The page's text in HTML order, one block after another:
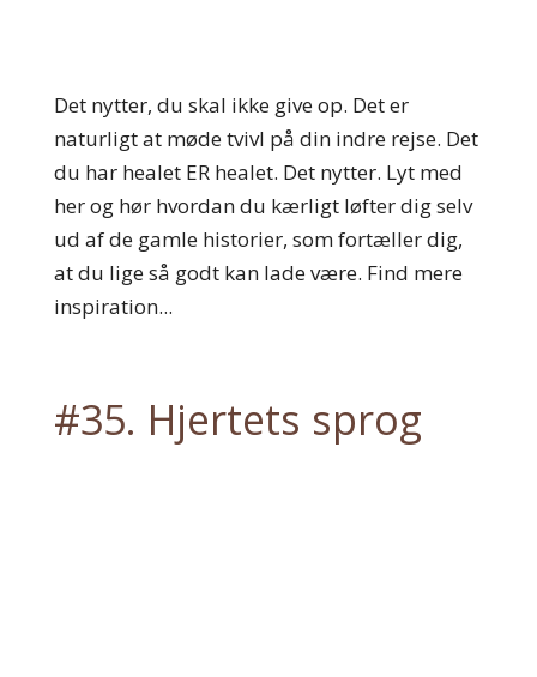
Det nytter, du skal ikke give op. Det er
naturligt at møde tvivl på din indre rejse. Det
du har healet ER healet. Det nytter. Lyt med
her og hør hvordan du kærligt løfter dig selv
ud af de gamle historier, som fortæller dig,
at du lige så godt kan lade være. Find mere
inspiration...
#35. Hjertets sprog